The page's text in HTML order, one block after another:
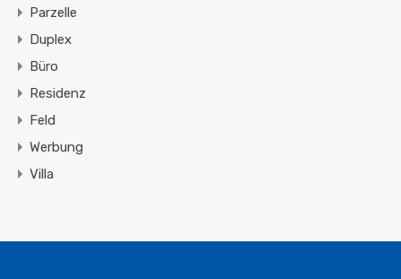
Parzelle
Duplex
Büro
Residenz
Feld
Werbung
Villa